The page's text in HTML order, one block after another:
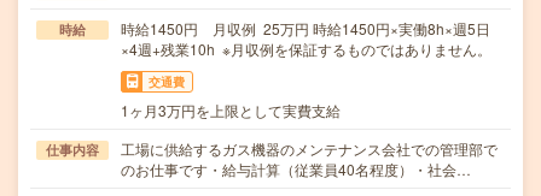
時給
時給1450円 月収例 25万円 時給1450円×実働8h×週5日
×4週+残業10h ※月収例を保証するものではありません。
交通費
1ヶ月3万円を上限として実費支給
仕事内容
工場に供給するガス機器のメンテナンス会社での管理部で
のお仕事です・給与計算（従業員40名程度）・社会…